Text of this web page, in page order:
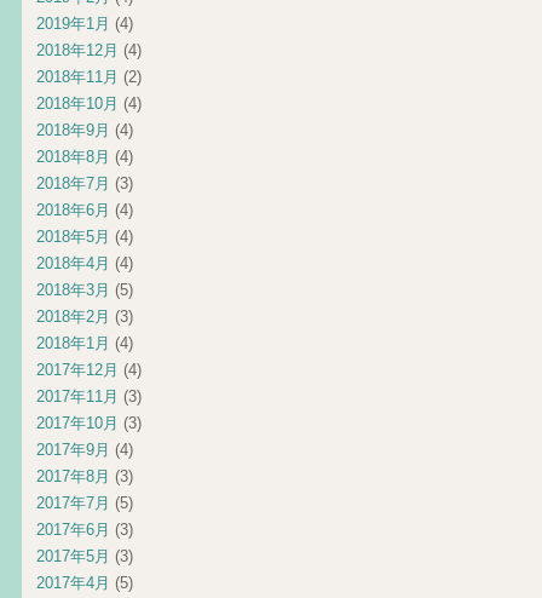
2019年1月 (4)
2018年12月 (4)
2018年11月 (2)
2018年10月 (4)
2018年9月 (4)
2018年8月 (4)
2018年7月 (3)
2018年6月 (4)
2018年5月 (4)
2018年4月 (4)
2018年3月 (5)
2018年2月 (3)
2018年1月 (4)
2017年12月 (4)
2017年11月 (3)
2017年10月 (3)
2017年9月 (4)
2017年8月 (3)
2017年7月 (5)
2017年6月 (3)
2017年5月 (3)
2017年4月 (5)